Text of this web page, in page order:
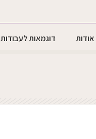
אודות דוגמאות לעבודות